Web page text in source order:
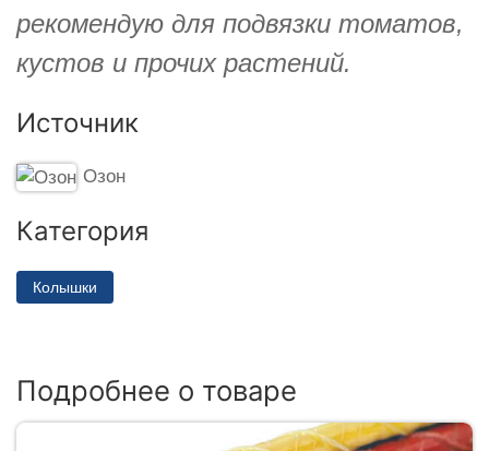
рекомендую для подвязки томатов,
кустов и прочих растений.
Источник
Озон
Категория
Колышки
Подробнее о товаре